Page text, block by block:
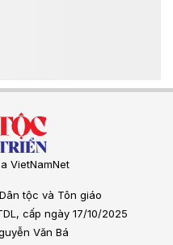
VietNamNet
tộc và Tôn giáo
cấp ngày 17/10/2025
Văn Bá